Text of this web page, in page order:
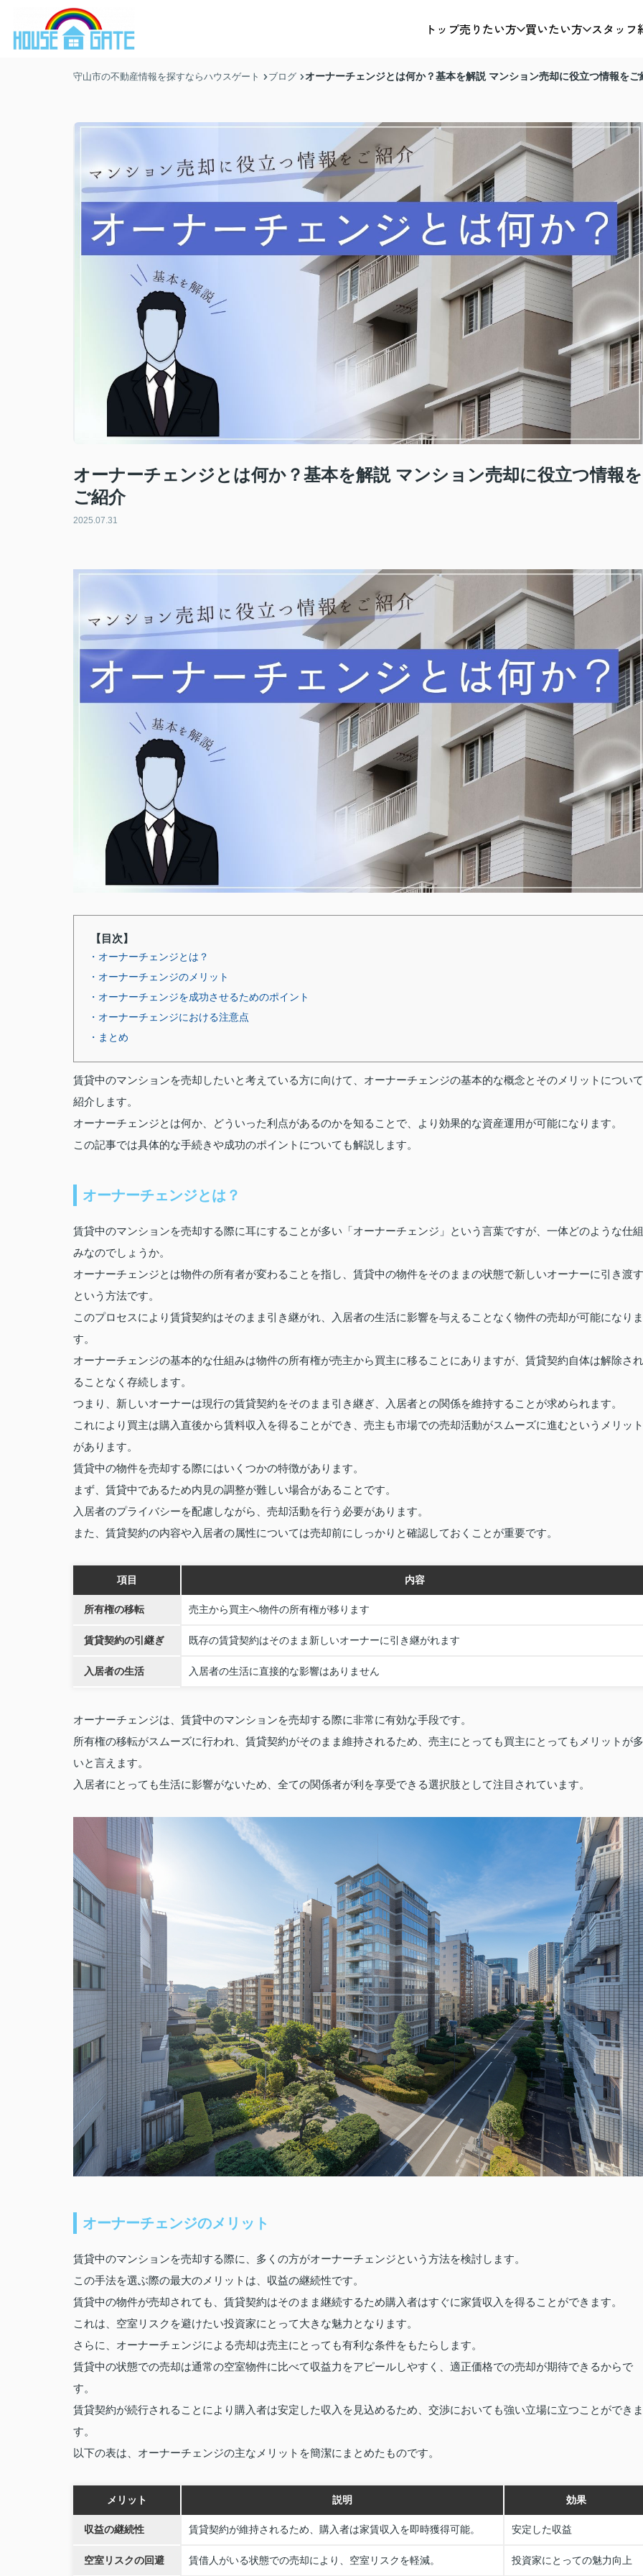
トップ売りたい方 買いたい方 スタッフ
守山市の不動産情報を探すならハウスゲート ブログ オーナーチェンジとは何か？基本を解説 マンション売却に役立つ情報をご
オーナーチェンジとは何か？基本を解説 マンション売却に役立つ情報を
ご紹介
2025.07.31
【目次】
・オーナーチェンジとは？
・オーナーチェンジのメリット
・オーナーチェンジを成功させるためのポイント
・オーナーチェンジにおける注意点
・まとめ
賃貸中のマンションを売却したいと考えている方に向けて、オーナーチェンジの基本的な概念とそのメリットについて
紹介します。
オーナーチェンジとは何か、どういった利点があるのかを知ることで、より効果的な資産運用が可能になります。
この記事では具体的な手続きや成功のポイントについても解説します。
オーナーチェンジとは？
賃貸中のマンションを売却する際に耳にすることが多い「オーナーチェンジ」という言葉ですが、一体どのような仕組
みなのでしょうか。
オーナーチェンジとは物件の所有者が変わることを指し、賃貸中の物件をそのままの状態で新しいオーナーに引き渡す
という方法です。
このプロセスにより賃貸契約はそのまま引き継がれ、入居者の生活に影響を与えることなく物件の売却が可能になりま
す。
オーナーチェンジの基本的な仕組みは物件の所有権が売主から買主に移ることにありますが、賃貸契約自体は解除され
ることなく存続します。
つまり、新しいオーナーは現行の賃貸契約をそのまま引き継ぎ、入居者との関係を維持することが求められます。
これにより買主は購入直後から賃料収入を得ることができ、売主も市場での売却活動がスムーズに進むというメリット
があります。
賃貸中の物件を売却する際にはいくつかの特徴があります。
まず、賃貸中であるため内見の調整が難しい場合があることです。
入居者のプライバシーを配慮しながら、売却活動を行う必要があります。
また、賃貸契約の内容や入居者の属性については売却前にしっかりと確認しておくことが重要です。
項目 内容
所有権の移転 売主から買主へ物件の所有権が移ります
賃貸契約の引継ぎ 既存の賃貸契約はそのまま新しいオーナーに引き継がれます
入居者の生活 入居者の生活に直接的な影響はありません
オーナーチェンジは、賃貸中のマンションを売却する際に非常に有効な手段です。
所有権の移転がスムーズに行われ、賃貸契約がそのまま維持されるため、売主にとっても買主にとってもメリットが多
いと言えます。
入居者にとっても生活に影響がないため、全ての関係者が利を享受できる選択肢として注目されています。
オーナーチェンジのメリット
賃貸中のマンションを売却する際に、多くの方がオーナーチェンジという方法を検討します。
この手法を選ぶ際の最大のメリットは、収益の継続性です。
賃貸中の物件が売却されても、賃貸契約はそのまま継続するため購入者はすぐに家賃収入を得ることができます。
これは、空室リスクを避けたい投資家にとって大きな魅力となります。
さらに、オーナーチェンジによる売却は売主にとっても有利な条件をもたらします。
賃貸中の状態での売却は通常の空室物件に比べて収益力をアピールしやすく、適正価格での売却が期待できるからで
す。
賃貸契約が続行されることにより購入者は安定した収入を見込めるため、交渉においても強い立場に立つことができま
す。
以下の表は、オーナーチェンジの主なメリットを簡潔にまとめたものです。
メリット 説明 効果
収益の継続性 賃貸契約が維持されるため、購入者は家賃収入を即時獲得可能。 安定した収益
空室リスクの回避 賃借人がいる状態での売却により、空室リスクを軽減。 投資家にとっての魅力向上